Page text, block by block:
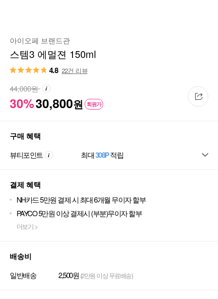
아이오페 브랜드관
스템3 에멀젼 150ml
4.8 22건 리뷰
30%30,800원 회원가
44,000원
구매 혜택
뷰티포인트 최대308P적립
결제 혜택
NH카드 5만원 결제 시 최대 6개월 무이자 할부
PAYCO 5만원 이상 결제시 (부분)무이자 할부
더보기 >
배송비
일반배송 2,500원 (2만원 이상 무료배송)